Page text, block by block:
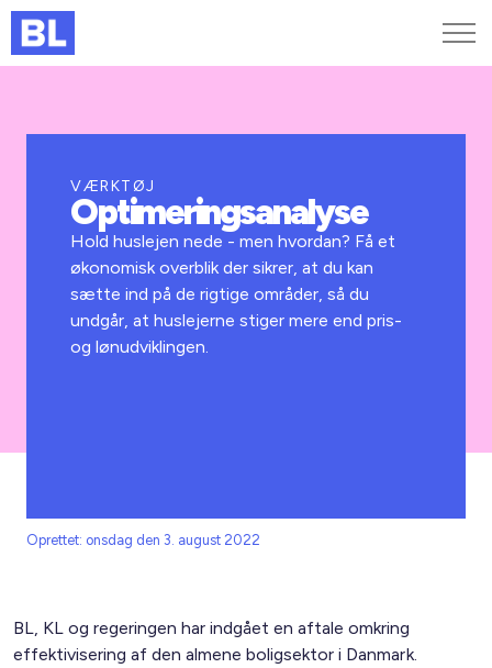
Kurser og arrangementer
Jobportalen
VÆRKTØJ
Optimeringsanalyse
Hold huslejen nede - men hvordan? Få et
økonomisk overblik der sikrer, at du kan
sætte ind på de rigtige områder, så du
undgår, at huslejerne stiger mere end pris-
og lønudviklingen.
Oprettet: onsdag den 3. august 2022
BL, KL og regeringen har indgået en aftale omkring
effektivisering af den almene boligsektor i Danmark.